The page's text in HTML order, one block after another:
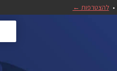
להצטרפות ←